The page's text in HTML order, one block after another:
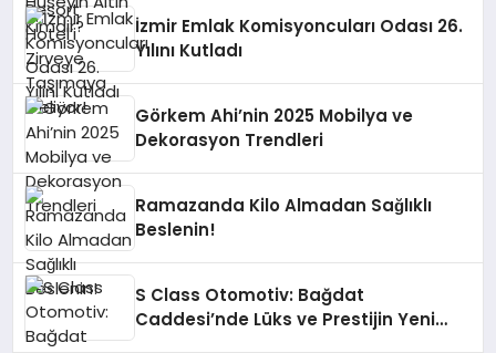
İzmir Emlak Komisyoncuları Odası 26.
Yılını Kutladı
Görkem Ahi’nin 2025 Mobilya ve
Dekorasyon Trendleri
Ramazanda Kilo Almadan Sağlıklı
Beslenin!
S Class Otomotiv: Bağdat
Caddesi’nde Lüks ve Prestijin Yeni